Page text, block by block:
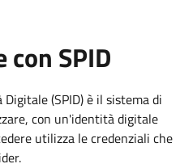
SPID
(SPID) è il sistema di
con un'identità digitale
utilizza le credenziali che